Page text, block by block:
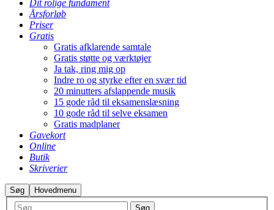
Dit rolige fundament
Årsforløb
Priser
Gratis
Gratis afklarende samtale
Gratis støtte og værktøjer
Ja tak, ring mig op
Indre ro og styrke efter en svær tid
20 minutters afslappende musik
15 gode råd til eksamenslæsning
10 gode råd til selve eksamen
Gratis madplaner
Gavekort
Online
Butik
Skriverier
Søg Hovedmenu